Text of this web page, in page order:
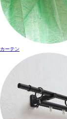
カーテン